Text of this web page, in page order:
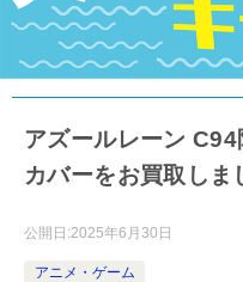
アズールレーン
カバーをお買取しま
公開日:2025年6月30日
アニメ・ゲーム